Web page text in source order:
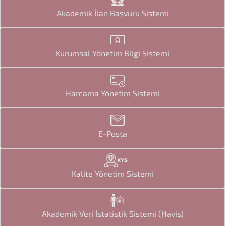
Akademik İlan Başvuru Sistemi
Kurumsal Yönetim Bilgi Sistemi
Harcama Yönetim Sistemi
E-Posta
Kalite Yönetim Sistemi
Akademik Veri İstatistik Sistemi (Havis)